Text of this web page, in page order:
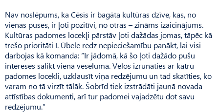
Nav noslēpums, ka Cēsīs ir bagāta kultūras dzīve, kas, no
vienas puses, ir ļoti pozitīvi, no otras – zināms izaicinājums.
Kultūras padomes locekļi pārstāv ļoti dažādas jomas, tāpēc kā
trešo prioritāti I. Ūbele redz nepieciešamību panākt, lai visi
darbojas kā komanda: “Ir jādomā, kā šo ļoti dažādo pušu
intereses salikt vienā veselumā. Vēlos izrunāties ar katru
padomes locekli, uzklausīt viņa redzējumu un tad skatīties, ko
varam no tā virzīt tālāk. Šobrīd tiek izstrādāti jaunā novada
attīstības dokumenti, arī tur padomei vajadzētu dot savu
redzējumu.”